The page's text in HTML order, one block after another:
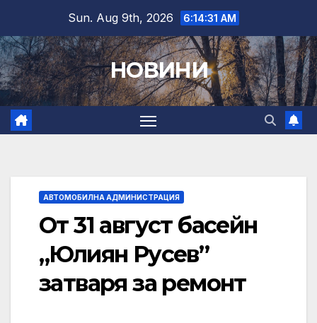
content
Sun. Aug 9th, 2026 6:14:32 AM
НОВИНИ
АВТОМОБИЛНА АДМИНИСТРАЦИЯ
От 31 август басейн
„Юлиян Русев”
затваря за ремонт